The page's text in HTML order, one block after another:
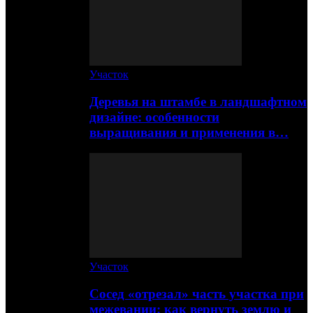
Участок
Деревья на штамбе в ландшафтном
дизайне: особенности
выращивания и применения в…
Участок
Сосед «отрезал» часть участка при
межевании: как вернуть землю и